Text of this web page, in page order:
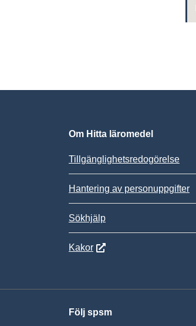
Om Hitta läromedel
Tillgänglighetsredogörelse
Hantering av personuppgifter
Sökhjälp
Kakor
Följ spsm